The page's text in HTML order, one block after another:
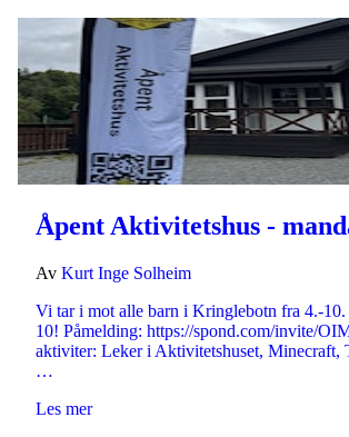
Åpent Aktivitetshus -
Av Kurt Inge Solheim
Vi tar i mot alle barn i Kringlebotn fra 4.-10.
10! Påmelding: https://spond.com/invite/
aktiviter: Leker i Aktivitetshuset, Minecraft,
…
Les mer